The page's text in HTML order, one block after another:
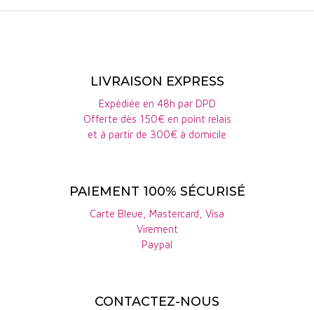
internationale. Ses vins sont salués pour leur
qualité exceptionnelle, leur capacité de
vieillissement et leur expression fidèle du terroir.
l'excellence et l'authenticité. ​
ans en cave.
LIVRAISON EXPRESS
Expédiée en 48h par DPD
Offerte dès 150€ en point relais
et à partir de 300€ à domicile
PAIEMENT 100% SÉCURISÉ
Carte Bleue, Mastercard, Visa
Virement
Paypal
CONTACTEZ-NOUS